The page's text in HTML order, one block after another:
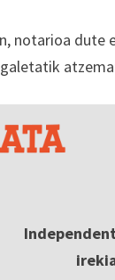
notarioa dute